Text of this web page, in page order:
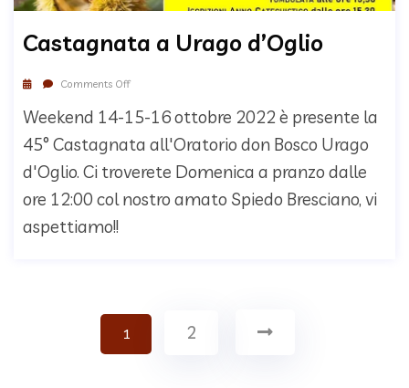
Castagnata a Urago d’Oglio
Comments Off
Weekend 14-15-16 ottobre 2022 è presente la
45° Castagnata all'Oratorio don Bosco Urago
d'Oglio. Ci troverete Domenica a pranzo dalle
ore 12:00 col nostro amato Spiedo Bresciano, vi
aspettiamo!!
1 2